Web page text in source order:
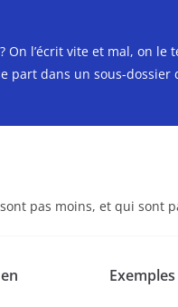
On l’écrit vite et mal, on le
part dans un sous-dossier
pas moins, et qui sont